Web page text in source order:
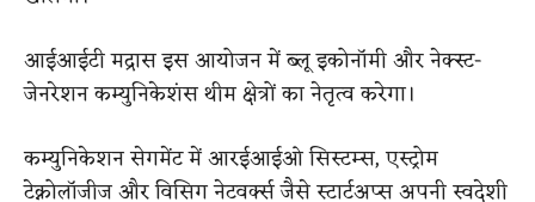
आईआईटी मद्रास इस आयोजन में ब्लू इकोनॉमी और नेक्स्ट-
जेनरेशन कम्युनिकेशंस थीम क्षेत्रों का नेतृत्व करेगा।
कम्युनिकेशन सेगमेंट में आरईआईओ सिस्टम्स, एस्ट्रोम
टेक्नोलॉजीज और विसिग नेटवर्क्स जैसे स्टार्टअप्स अपनी स्वदेशी